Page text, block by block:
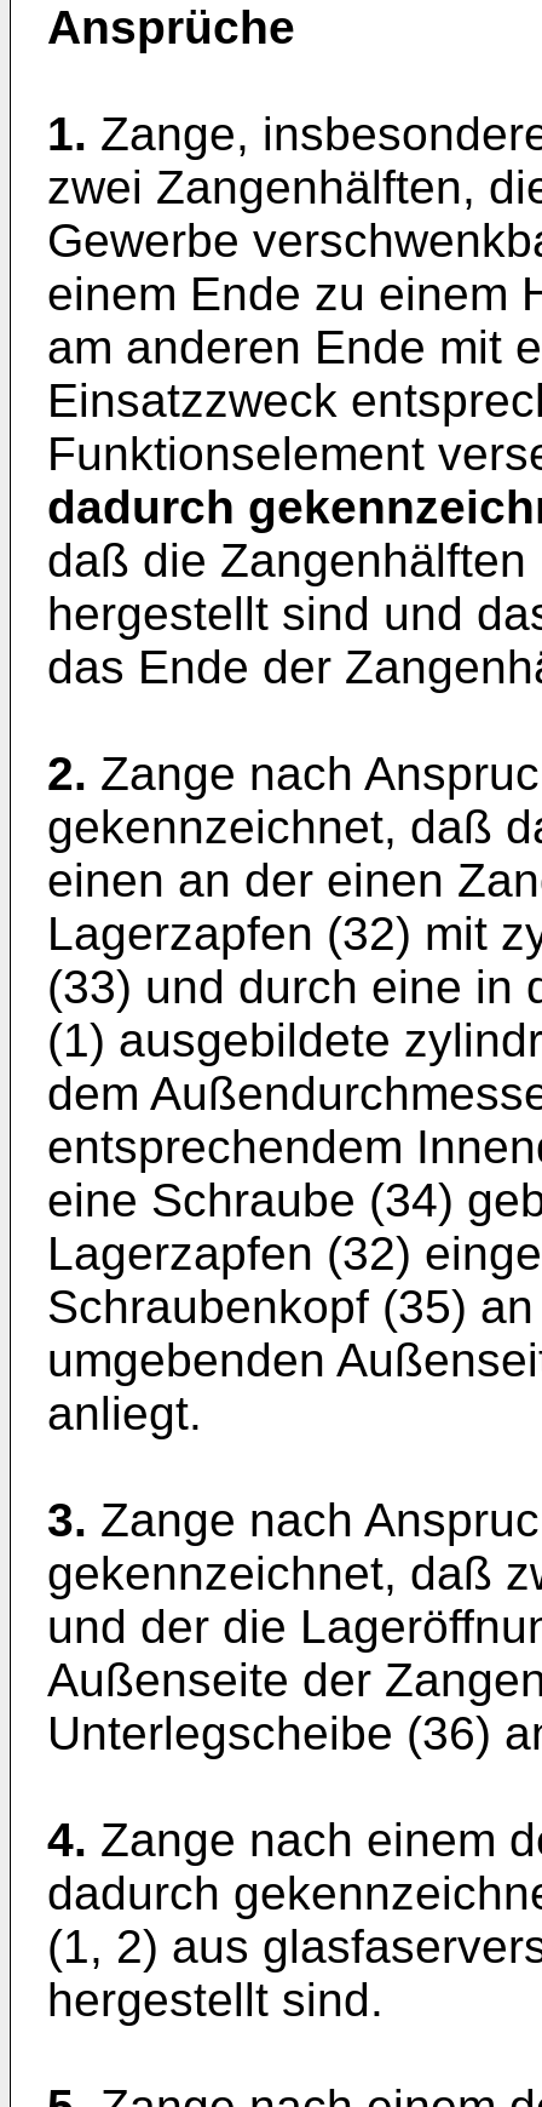
Ansprüche
1. Zange,
zwei Zangenhälften,
Gewerbe
einem Ende zu einem
am anderen Ende mit
Einsatzzweck
Funktionselement
dadurch
daß die
hergestellt sind und
das Ende der
2. Zange nach
gekennzeichnet, daß
einen an der einen
Lagerzapfen (32) mit
(33) und durch eine in
(1) ausgebildete
dem
entsprechendem
eine Schraube (34)
Lagerzapfen (32)
Schraubenkopf (35)
umgebenden
anliegt.
3. Zange nach
gekennzeichnet, daß
und der die
Außenseite der
Unterlegscheibe (36)
4. Zange nach einem
dadurch
(1, 2) aus
hergestellt sind.